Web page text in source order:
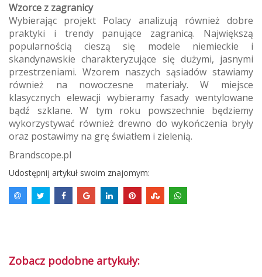
Wzorce z zagranicy
Wybierając projekt Polacy analizują również dobre
praktyki i trendy panujące zagranicą. Największą
popularnością cieszą się modele niemieckie i
skandynawskie charakteryzujące się dużymi, jasnymi
przestrzeniami. Wzorem naszych sąsiadów stawiamy
również na nowoczesne materiały. W miejsce
klasycznych elewacji wybieramy fasady wentylowane
bądź szklane. W tym roku powszechnie będziemy
wykorzystywać również drewno do wykończenia bryły
oraz postawimy na grę światłem i zielenią.
Brandscope.pl
Udostępnij artykuł swoim znajomym:
Zobacz podobne artykuły: